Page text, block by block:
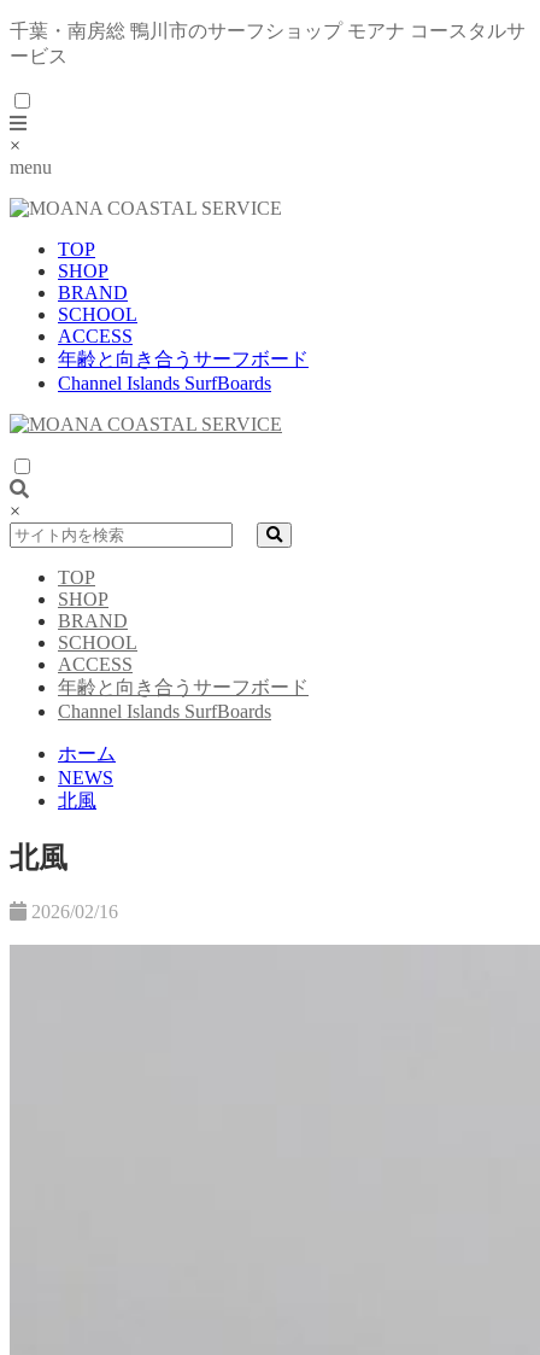
千葉・南房総 鴨川市のサーフショップ モアナ コースタルサ
ービス
×
menu
TOP
SHOP
BRAND
SCHOOL
ACCESS
年齢と向き合うサーフボード
Channel Islands SurfBoards
×
TOP
SHOP
BRAND
SCHOOL
ACCESS
年齢と向き合うサーフボード
Channel Islands SurfBoards
ホーム
NEWS
北風
北風
2026/02/16